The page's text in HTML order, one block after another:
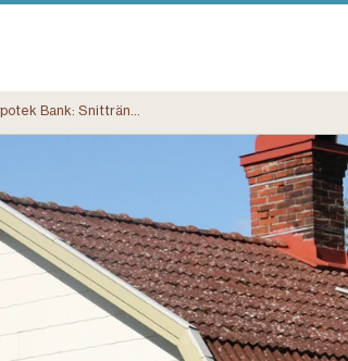
Landshypotek Bank: Snitträntorna på bolån fortsätter ner